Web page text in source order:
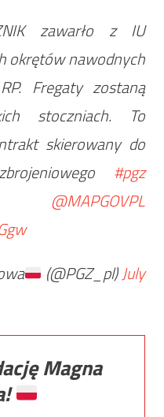
zawarło z IU
okrętów nawodnych
Fregaty zostaną
stoczniach. To
skierowany do
#pgz
@MAPGOVPL
(@PGZ_pl)July
Magna